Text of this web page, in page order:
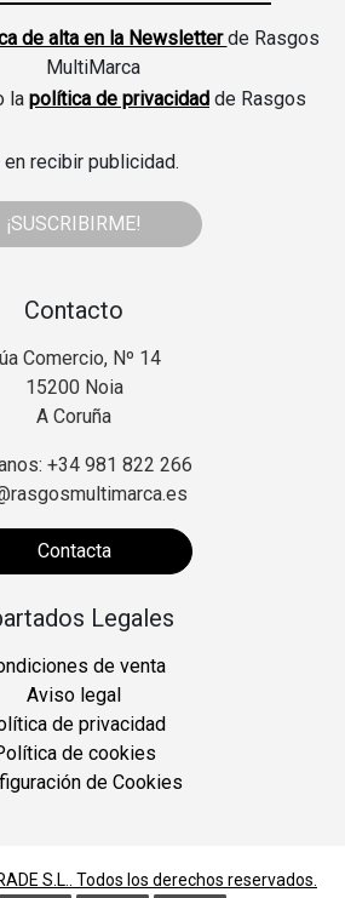
de alta en la Newsletterde Rasgos
MultiMarca
la política de privacidad de Rasgos
recibir publicidad.
¡SUSCRIBIRME!
Contacto
Comercio, Nº 14
15200 Noia
A Coruña
+34 981 822 266
Contacta
Legales
de venta
Aviso legal
de privacidad
de cookies
de Cookies
S.L. . Todos los derechos reservados.